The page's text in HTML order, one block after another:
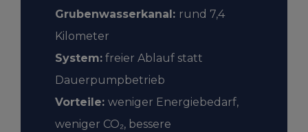
Grubenwasserkanal: rund 7,4
Kilometer
System: freier Ablauf statt
Dauerpumpbetrieb
Vorteile: weniger Energiebedarf,
weniger CO₂, bessere